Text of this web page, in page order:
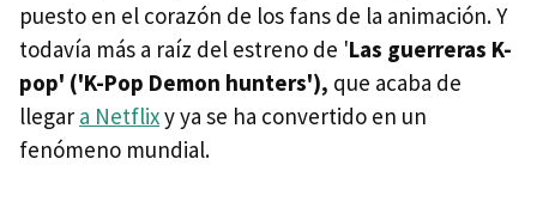
puesto en el corazón de los fans de la animación. Y
todavía más a raíz del estreno de 'Las guerreras K-
pop' ('K-Pop Demon hunters'), que acaba de
llegar a Netflixy ya se ha convertido en un
fenómeno mundial.